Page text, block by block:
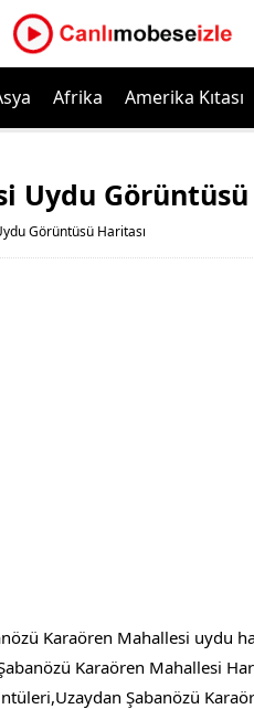
Afrika Amerika Kıtası
Uydu Görüntüsü
Görüntüsü Haritası
Karaören Mahallesi uydu
Karaören Mahallesi
Şabanözü